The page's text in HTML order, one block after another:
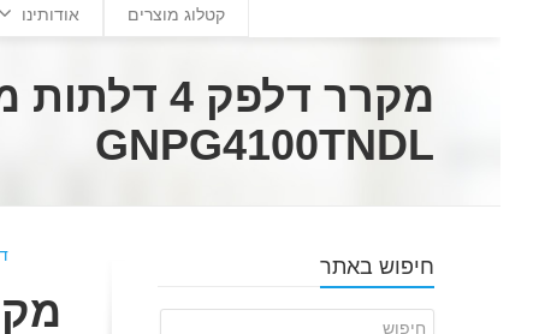
קטלוג מוצרים אודותינו
GNPG4100TNDL
חיפוש באתר